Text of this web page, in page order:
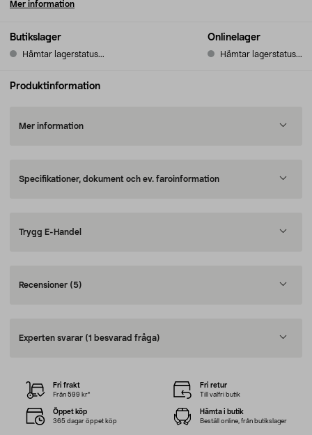
Butikslager
Hämtar lagerstatus...
Onlinelager
Hämtar lagerstatus...
Mer information
Produktinformation
Mer information
Specifikationer, dokument och ev. faroinformation
Trygg E-Handel
Recensioner (5)
Experten svarar (1 besvarad fråga)
Fri frakt
Från 599 kr*
Fri retur
Till valfri butik
Öppet köp
365 dagar öppet köp
Hämta i butik
Beställ online, från butikslager